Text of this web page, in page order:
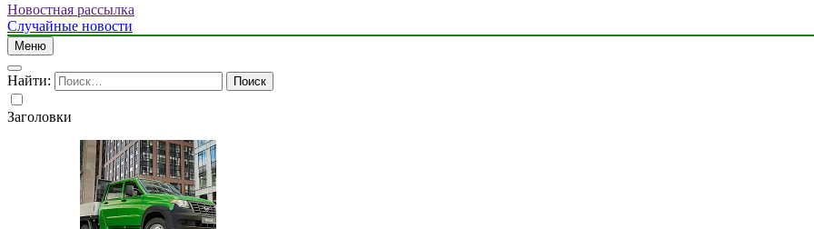
Новостная рассылка
Случайные новости
Меню
Найти:
Заголовки